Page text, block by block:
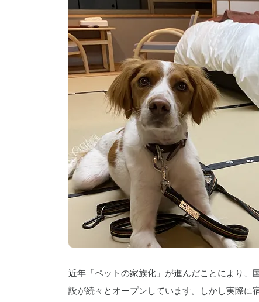
近年「ペットの家族化」が進んだことにより、
設が続々とオープンしています。しかし実際に